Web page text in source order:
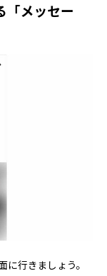
「メッセー
行きましょう。